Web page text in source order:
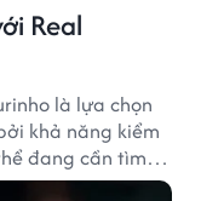
Real
là lựa chọn
khả năng kiểm
đang cần tìm